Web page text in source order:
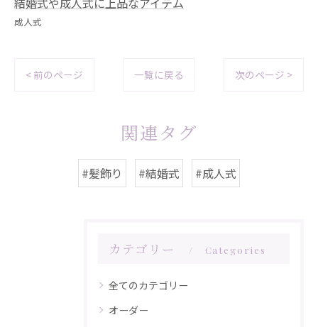
成人式
< 前のページ 一覧に戻る 次のページ >
関連タグ
#髪飾り #結婚式 #成人式
カテゴリー Categories
全てのカテゴリー
オーダー